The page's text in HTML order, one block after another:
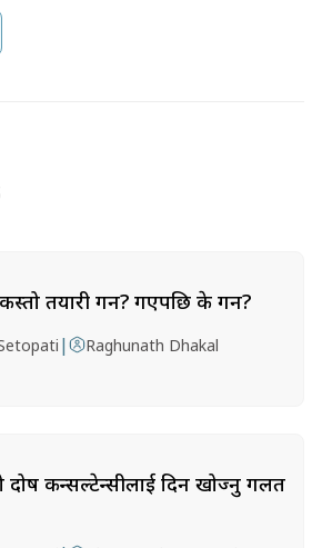
तयारी गर्ने? गएपछि के गर्ने?
| Raghunath Dhakal
दोष कन्सल्टेन्सीलाई दिन खोज्नु गलत